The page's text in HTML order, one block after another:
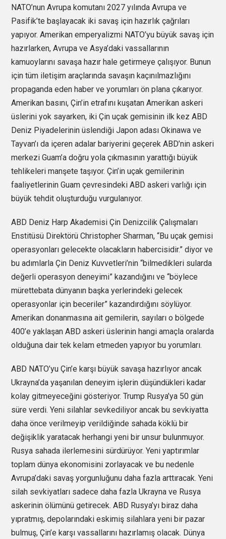
NATO’nun Avrupa komutanı 2027 yılında Avrupa ve
Pasifik’te başlayacak iki savaş için hazırlık çağrıları
yapıyor. Amerikan emperyalizmi NATO’yu büyük savaş için
hazırlarken, Avrupa ve Asya’daki vassallarının
kamuoylarını savaşa hazır hale getirmeye çalışıyor. Bunun
için tüm iletişim araçlarında savaşın kaçınılmazlığını
propaganda eden haber ve yorumları ön plana çıkarıyor.
Amerikan basını, Çin’in etrafını kuşatan Amerikan askeri
üslerini yok sayarken, iki Çin uçak gemisinin ilk kez ABD
Deniz Piyadelerinin üslendiği Japon adası Okinawa ve
Tayvan’ı da içeren adalar bariyerini geçerek ABD’nin askeri
merkezi Guam’a doğru yola çıkmasının yarattığı büyük
tehlikeleri manşete taşıyor. Çin’in uçak gemilerinin
faaliyetlerinin Guam çevresindeki ABD askeri varlığı için
büyük tehdit oluşturduğu vurgulanıyor.
ABD Deniz Harp Akademisi Çin Denizcilik Çalışmaları
Enstitüsü Direktörü Christopher Sharman, “Bu uçak gemisi
operasyonları gelecekte olacakların habercisidir.” diyor ve
bu adımlarla Çin Deniz Kuvvetleri’nin “bilmedikleri sularda
değerli operasyon deneyimi” kazandığını ve “böylece
mürettebata dünyanın başka yerlerindeki gelecek
operasyonlar için beceriler” kazandırdığını söylüyor.
Amerikan donanmasına ait gemilerin, sayıları o bölgede
400’e yaklaşan ABD askeri üslerinin hangi amaçla oralarda
olduğuna dair tek kelam etmeden yapıyor bu yorumları.
ABD NATO’yu Çin’e karşı büyük savaşa hazırlıyor ancak
Ukrayna’da yaşanılan deneyim işlerin düşündükleri kadar
kolay gitmeyeceğini gösteriyor. Trump Rusya’ya 50 gün
süre verdi. Yeni silahlar sevkediliyor ancak bu sevkiyatta
daha önce verilmeyip verildiğinde sahada köklü bir
değişiklik yaratacak herhangi yeni bir unsur bulunmuyor.
Rusya sahada ilerlemesini sürdürüyor. Yeni yaptırımlar
toplam dünya ekonomisini zorlayacak ve bu nedenle
Avrupa’daki savaş yorgunluğunu daha fazla arttıracak. Yeni
silah sevkiyatları sadece daha fazla Ukrayna ve Rusya
askerinin ölümünü getirecek. ABD Rusya’yı biraz daha
yıpratmış, depolarındaki eskimiş silahlara yeni bir pazar
bulmuş, Çin’e karşı vassallarını hazırlamış olacak. Dünya